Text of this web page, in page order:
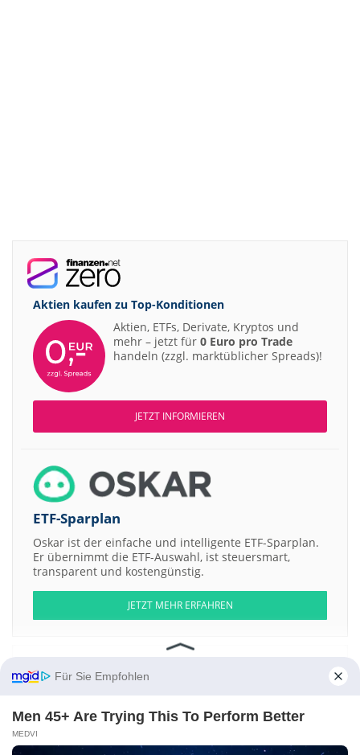
Aktien kaufen zu Top-Konditionen
Aktien, ETFs, Derivate, Kryptos und
mehr – jetzt für 0 Euro pro Trade
handeln (zzgl. marktüblicher Spreads)!
JETZT INFORMIEREN
ETF-Sparplan
Oskar ist der einfache und intelligente ETF-Sparplan.
Er übernimmt die ETF-Auswahl, ist steuersmart,
transparent und kostengünstig.
JETZT MEHR ERFAHREN
S&P 500
Weitere Aktien:
Für Sie Empfohlen
Men 45+ Are Trying This To Perform Better
MEDVI